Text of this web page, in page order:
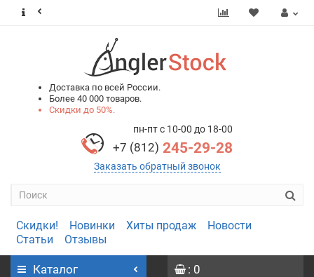
Доставка по всей России.
Более 40 000 товаров.
Скидки до 50%.
пн-пт с 10-00 до 18-00
+7 (812) 245-29-28
Заказать обратный звонок
Скидки! Новинки Хиты продаж
Новости
Статьи
Отзывы
Каталог : 0